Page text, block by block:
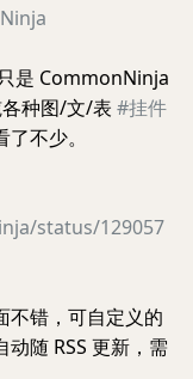
只是 CommonNinja
种图/文/表 #挂件
不少。
status/129057
不错，可自定义的
随 RSS 更新，需